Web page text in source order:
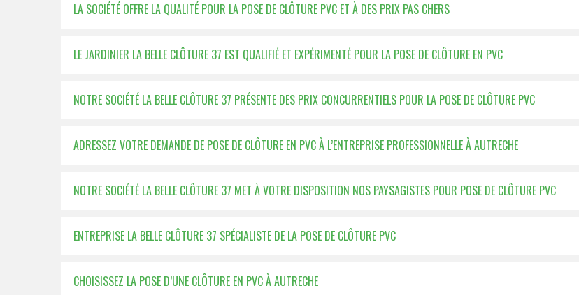
LA SOCIÉTÉ OFFRE LA QUALITÉ POUR LA POSE DE CLÔTURE PVC ET À DES PRIX PAS CHERS
LE JARDINIER LA BELLE CLÔTURE 37 EST QUALIFIÉ ET EXPÉRIMENTÉ POUR LA POSE DE CLÔTURE EN PVC
NOTRE SOCIÉTÉ LA BELLE CLÔTURE 37 PRÉSENTE DES PRIX CONCURRENTIELS POUR LA POSE DE CLÔTURE PVC
ADRESSEZ VOTRE DEMANDE DE POSE DE CLÔTURE EN PVC À L’ENTREPRISE PROFESSIONNELLE À AUTRECHE
NOTRE SOCIÉTÉ LA BELLE CLÔTURE 37 MET À VOTRE DISPOSITION NOS PAYSAGISTES POUR POSE DE CLÔTURE PVC
ENTREPRISE LA BELLE CLÔTURE 37 SPÉCIALISTE DE LA POSE DE CLÔTURE PVC
CHOISISSEZ LA POSE D’UNE CLÔTURE EN PVC À AUTRECHE